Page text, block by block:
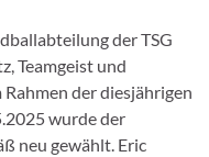
der TSG
Teamgeist und
der diesjährigen
wurde der
neu gewählt. Eric